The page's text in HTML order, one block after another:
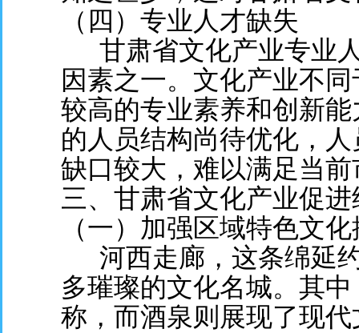
（四）专业人才缺失
甘肃省文化产业专业
因素之一。文化产业不
较高的专业素养和创新
的人员结构尚待优化，
缺口较大，难以满足当
三、甘肃省文化产业促
（一）加强区域特色文
河西走廊，这条绵延
多璀璨的文化名城。其
称，而酒泉则展现了现